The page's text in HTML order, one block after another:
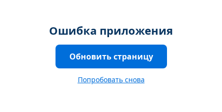
Ошибка приложения
Обновить страницу
Попробовать снова